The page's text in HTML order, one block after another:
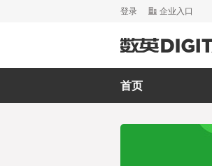
登录 企业入口
首页